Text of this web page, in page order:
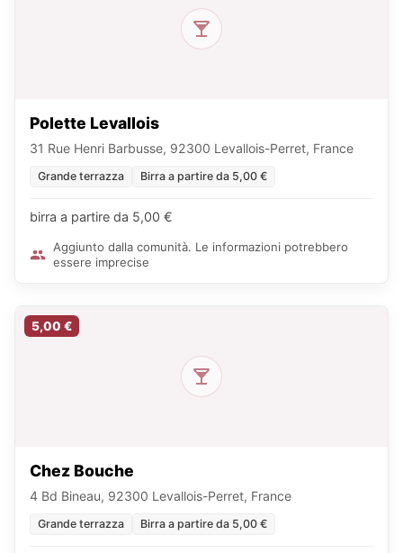
Polette Levallois
31 Rue Henri Barbusse, 92300 Levallois-Perret, France
Grande terrazza Birra a partire da 5,00 €
birra a partire da 5,00 €
Aggiunto dalla comunità. Le informazioni potrebbero
essere imprecise
5,00 €
Chez Bouche
4 Bd Bineau, 92300 Levallois-Perret, France
Grande terrazza Birra a partire da 5,00 €